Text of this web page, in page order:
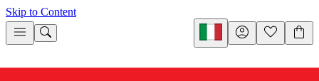
Skip to Content